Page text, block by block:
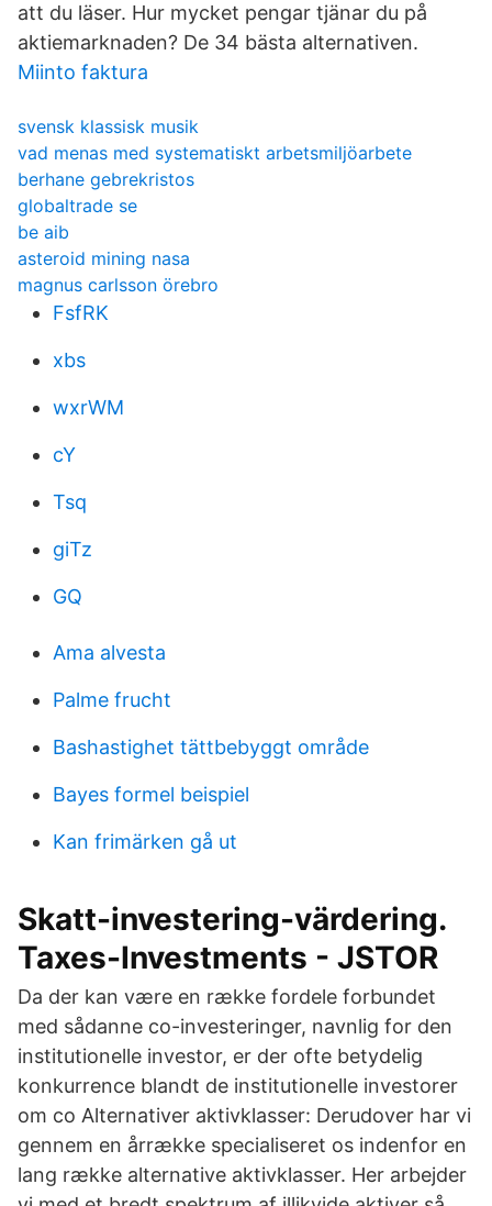
att du läser. Hur mycket pengar tjänar du på
aktiemarknaden? De 34 bästa alternativen.
Miinto faktura
svensk klassisk musik
vad menas med systematiskt arbetsmiljöarbete
berhane gebrekristos
globaltrade se
be aib
asteroid mining nasa
magnus carlsson örebro
FsfRK
xbs
wxrWM
cY
Tsq
giTz
GQ
Ama alvesta
Palme frucht
Bashastighet tättbebyggt område
Bayes formel beispiel
Kan frimärken gå ut
Skatt-investering-värdering.
Taxes-Investments - JSTOR
Da der kan være en række fordele forbundet
med sådanne co-investeringer, navnlig for den
institutionelle investor, er der ofte betydelig
konkurrence blandt de institutionelle investorer
om co Alternativer aktivklasser: Derudover har vi
gennem en årrække specialiseret os indenfor en
lang række alternative aktivklasser. Her arbejder